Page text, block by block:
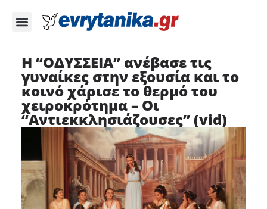
Η “ΟΔΥΣΣΕΙΑ” ανέβασε τις
γυναίκες στην εξουσία και το
κοινό χάρισε το θερμό του
χειροκρότημα – Οι
“Αντιεκκλησιάζουσες” (vid)